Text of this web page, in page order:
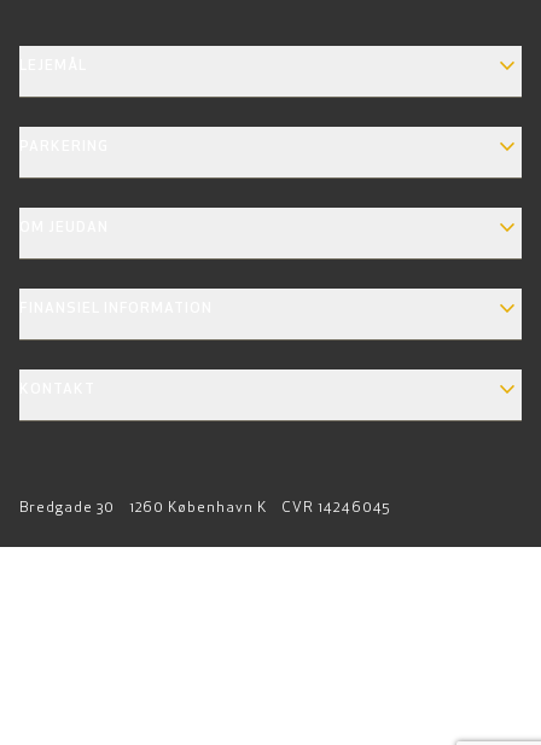
EXPAND_MORE
EXPAND_MORE
EXPAND_MORE
EXPAND_MORE
EXPAND_MORE
Bredgade 30 1260 København K CVR 14246045